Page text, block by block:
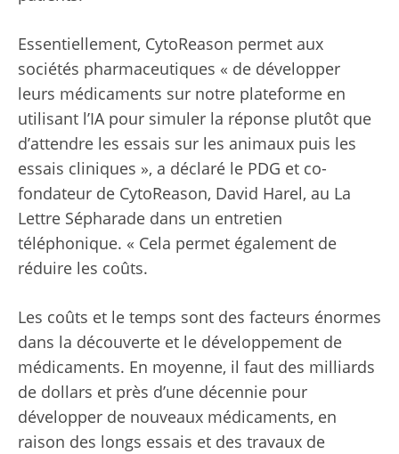
Essentiellement, CytoReason permet aux
sociétés pharmaceutiques « de développer
leurs médicaments sur notre plateforme en
utilisant l’IA pour simuler la réponse plutôt que
d’attendre les essais sur les animaux puis les
essais cliniques », a déclaré le PDG et co-
fondateur de CytoReason, David Harel, au La
Lettre Sépharade dans un entretien
téléphonique. « Cela permet également de
réduire les coûts.
Les coûts et le temps sont des facteurs énormes
dans la découverte et le développement de
médicaments. En moyenne, il faut des milliards
de dollars et près d’une décennie pour
développer de nouveaux médicaments, en
raison des longs essais et des travaux de